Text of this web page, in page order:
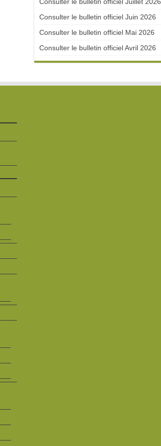
Consulter le bulletin officiel Juin 2026
Consulter le bulletin officiel Mai 2026
Consulter le bulletin officiel Avril 2026